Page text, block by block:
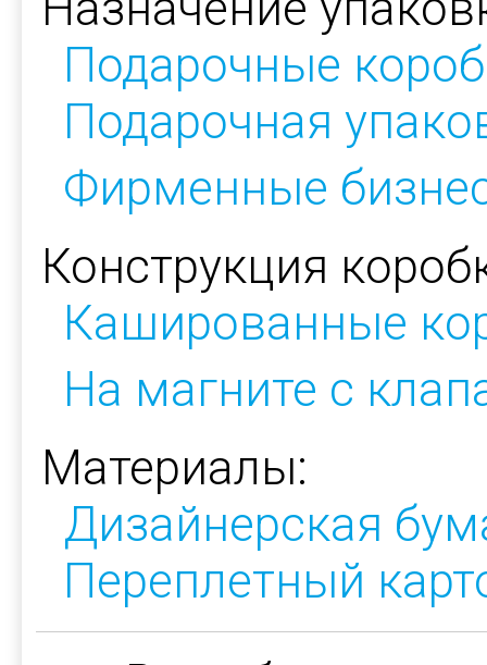
Подарочные
Подарочная
Фирменные
Конструкция
Кашированные
На магните с
Материалы:
Дизайнерская
Переплетный